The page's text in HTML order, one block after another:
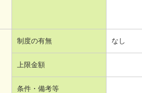
制度の有無 なし
上限金額
条件・備考等